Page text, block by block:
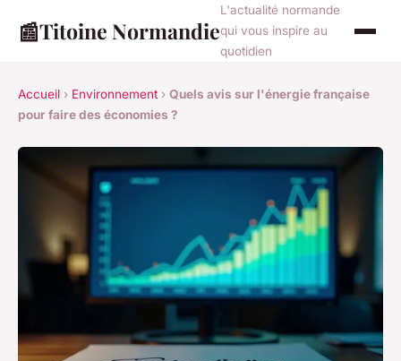
📰Titoine Normandie
L'actualité normande
qui vous inspire au
quotidien
Accueil › Environnement › Quels avis sur l'énergie française
pour faire des économies ?